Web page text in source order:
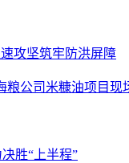
攻坚筑牢防洪屏障
公司米糠油项目现
胜“上半程”